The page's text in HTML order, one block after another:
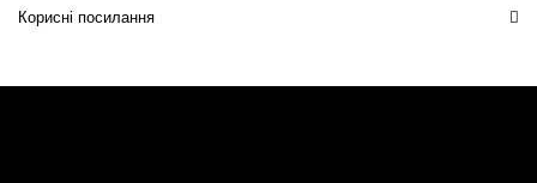
Корисні посилання